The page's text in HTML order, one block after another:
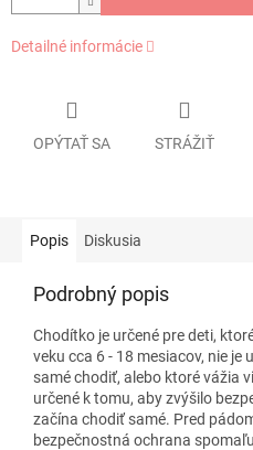
Detailné informácie
OPÝTAŤ SA STRÁŽIŤ
Popis Diskusia
Podrobný popis
Chodítko je určené pre deti,
veku cca 6 - 18 mesiacov, nie je
samé chodiť, alebo ktoré vážia
určené k tomu, aby zvýšilo
začína chodiť samé. Pred
bezpečnostná ochrana